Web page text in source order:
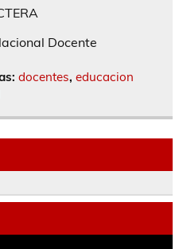
Docente
docentes, educacion